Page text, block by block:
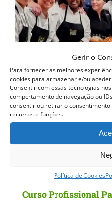
Gerir o
Para fornecer as melhores
cookies para armazenar e/ou
Consentir com essas tecnologias
comportamento de navegação ou
consentir ou retirar o
recursos e funções.
Política de Cookies
options
may
be
on
the
product
page
Curso Profissional